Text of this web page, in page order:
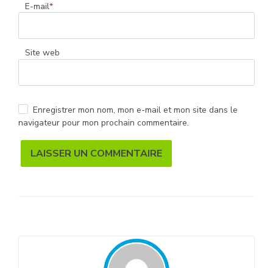
E-mail*
Site web
Enregistrer mon nom, mon e-mail et mon site dans le
navigateur pour mon prochain commentaire.
Alternative: